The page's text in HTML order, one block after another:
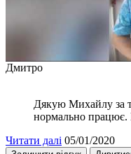
Дмитро
Дякую Михайлу за
нормально працює.
Читати далі 05/01/2020